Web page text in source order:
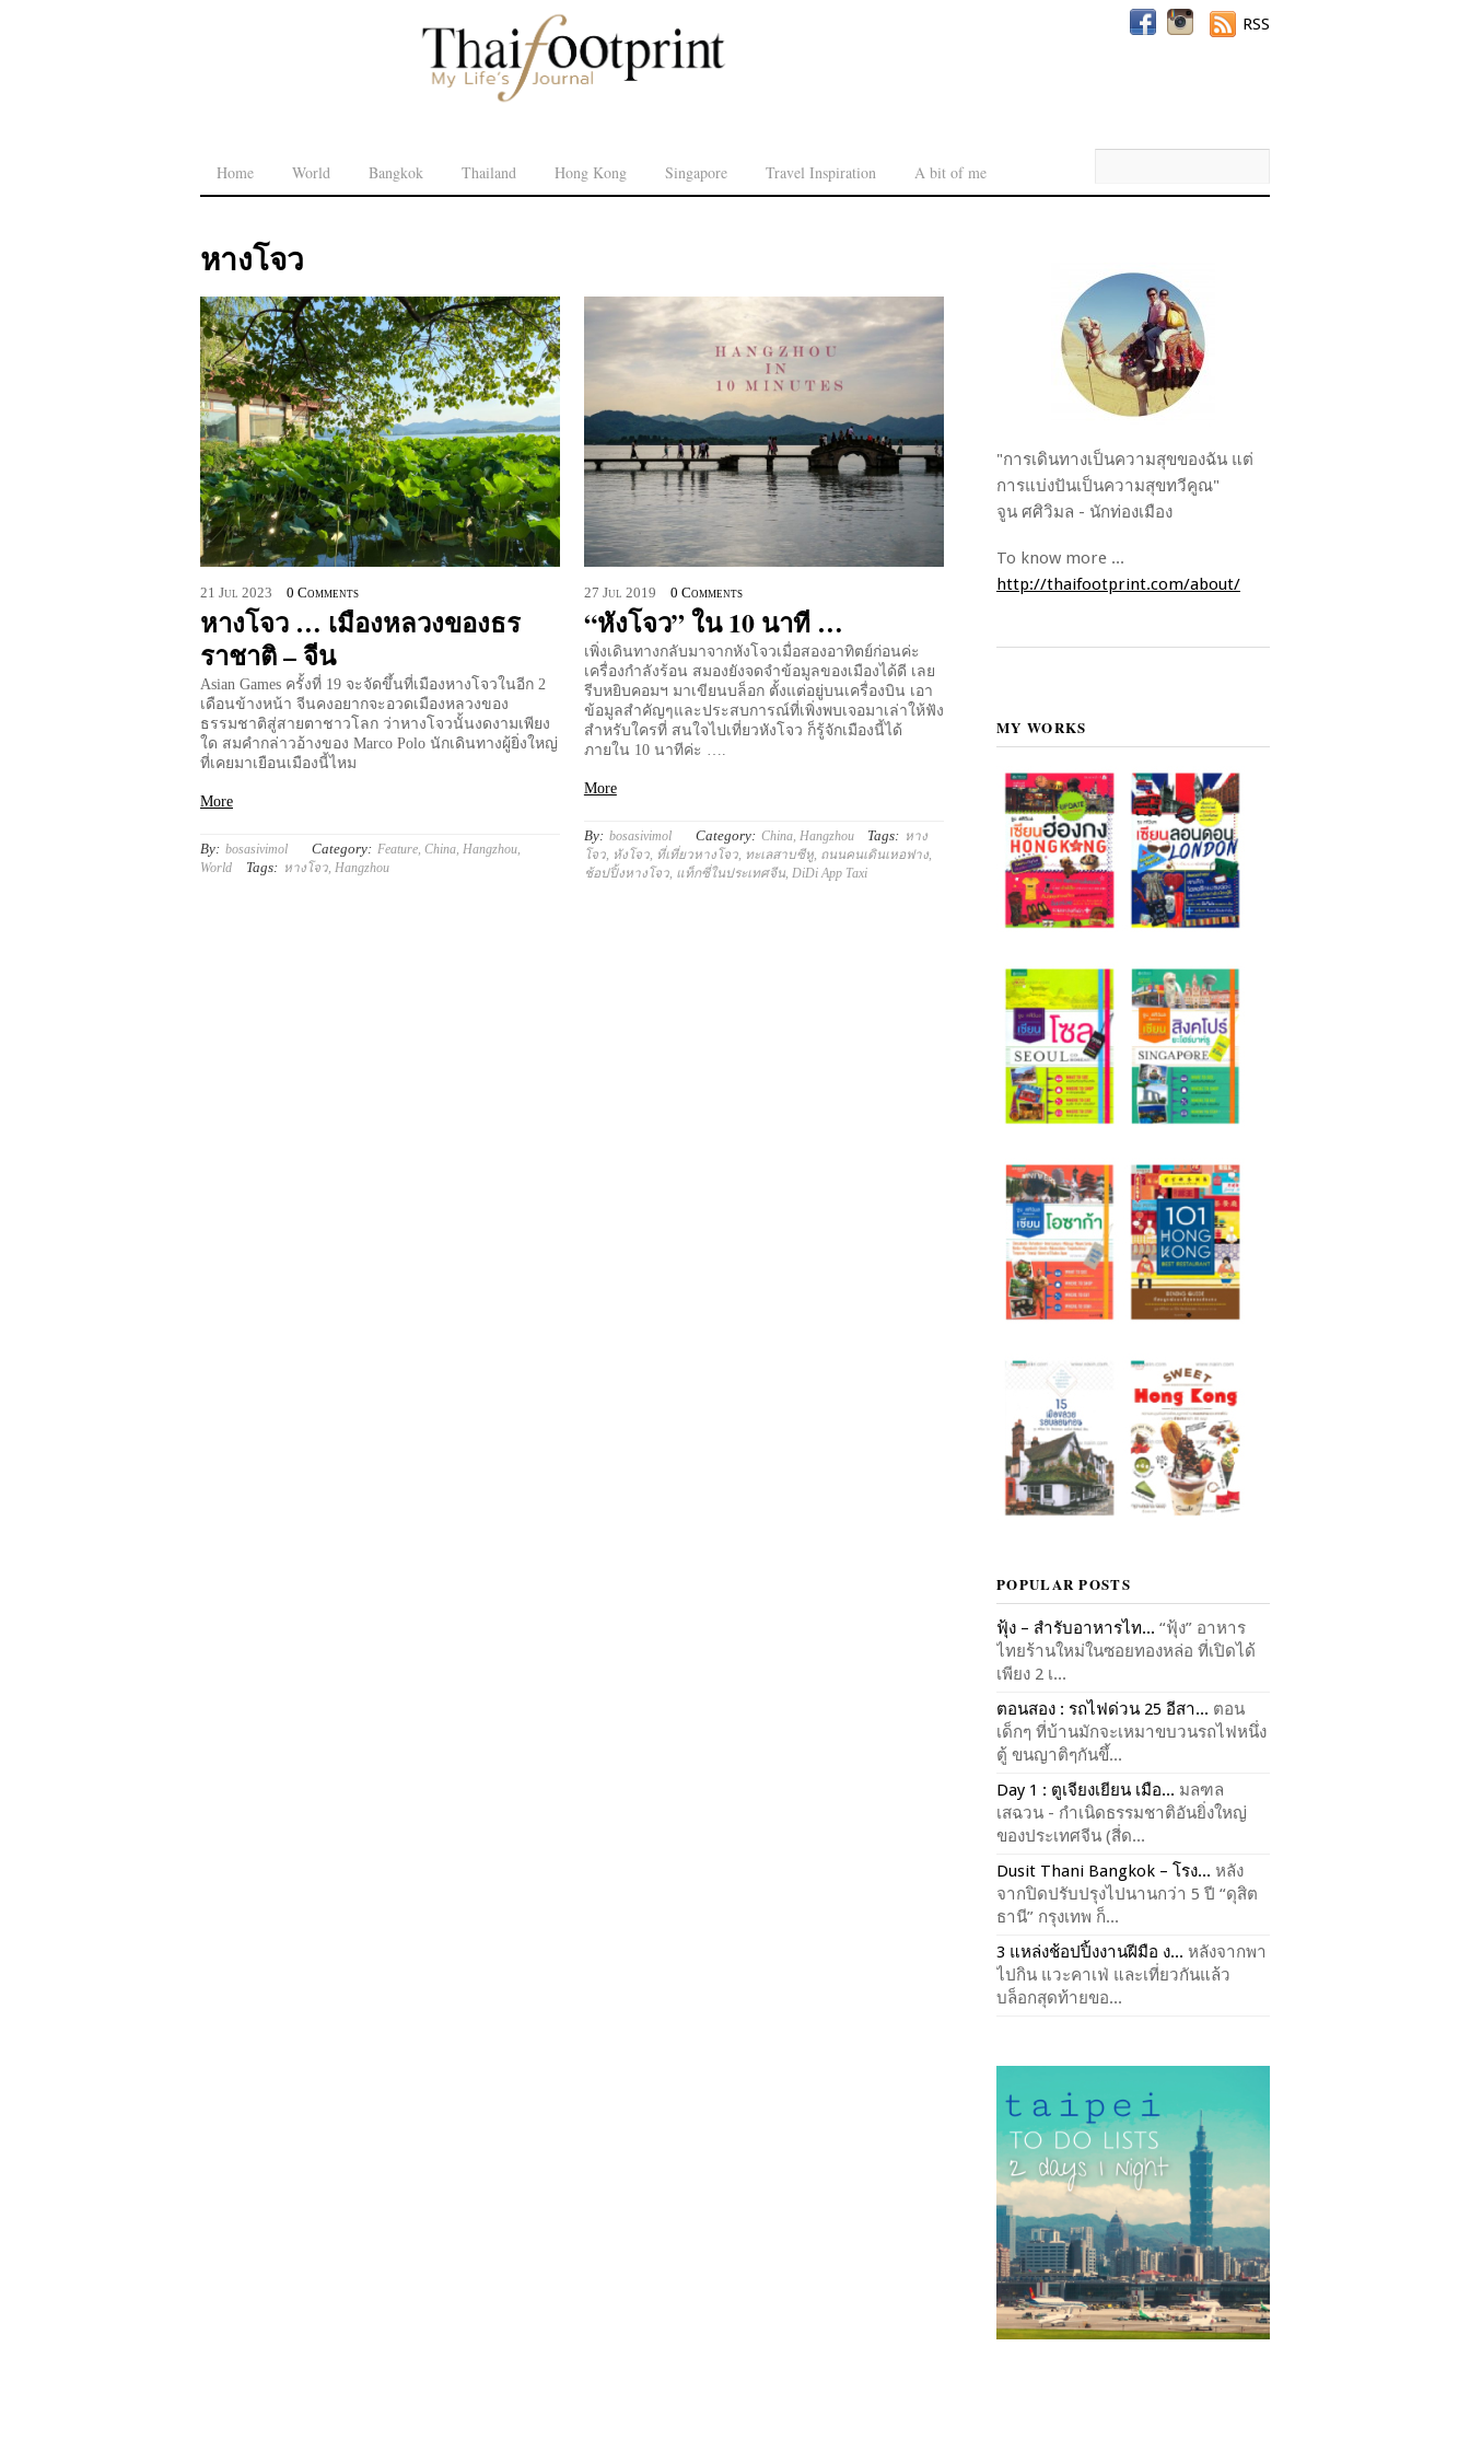
Home World Bangkok Thailand Hong Kong Singapore Travel Inspiration A bit of me
RSS
หางโจว
21 Jul 2023 0 Comments
หางโจว … เมืองหลวงของธร
ราชาติ – จีน
Asian Games ครั้งที่ 19 จะจัดขึ้นที่เมืองหางโจวในอีก 2
เดือนข้างหน้า จีนคงอยากจะอวดเมืองหลวงของ
ธรรมชาติสู่สายตาชาวโลก ว่าหางโจวนั้นงดงามเพียง
ใด สมคำกล่าวอ้างของ Marco Polo นักเดินทางผู้ยิ่งใหญ่
ที่เคยมาเยือนเมืองนี้ไหม
More
By: bosasivimol Category: Feature ,China Hangzhou
World
Tags: หางโจว, Hangzhou
27 Jul 2019 0 Comments
“หังโจว” ใน 10 นาที …
เพิ่งเดินทางกลับมาจากหังโจวเมื่อสองอาทิตย์ก่อนค่ะ
เครื่องกำลังร้อน สมองยังจดจำข้อมูลของเมืองได้ดี เลย
รีบหยิบคอมฯ มาเขียนบล็อก ตั้งแต่อยู่บนเครื่องบิน เอา
ข้อมูลสำคัญๆและประสบการณ์ที่เพิ่งพบเจอมาเล่าให้ฟัง
สำหรับใครที่ สนใจไปเที่ยวหังโจว ก็รู้จักเมืองนี้ได้
ภายใน 10 นาทีค่ะ ….
More
By: bosasivimol Category: China, Hangzhou Tags: หาง
โจว, หังโจว, ที่เที่ยวหางโจว, ทะเลสาบซีหู, ถนนคนเดินเหอฟาง,
ช้อปปิ้งหางโจว, แท็กซี่ในประเทศจีน, DiDi App Taxi
"การเดินทางเป็นความสุขของฉัน แต่
การแบ่งปันเป็นความสุขทวีคูณ"
จูน ศศิวิมล - นักท่องเมือง
To know more ...
http://thaifootprint.com/about/
MY WORKS
POPULAR POSTS
ฟุ้ง – สำรับอาหารไท... “ฟุ้ง” อาหาร
ไทยร้านใหม่ในซอยทองหล่อ ที่เปิดได้
เพียง 2 เ...
ตอนสอง : รถไฟด่วน 25 อีสา... ตอน
เด็กๆ ที่บ้านมักจะเหมาขบวนรถไฟหนึ่ง
ตู้ ขนญาติๆกันขึ้...
Day 1 : ตูเจียงเยียน เมือ... มลฑล
เสฉวน - กำเนิดธรรมชาติอันยิ่งใหญ่
ของประเทศจีน (สี่ด...
Dusit Thani Bangkok – โรง... หลัง
จากปิดปรับปรุงไปนานกว่า 5 ปี “ดุสิต
ธานี” กรุงเทพ ก็...
3 แหล่งช้อปปิ้งงานฝีมือ ง... หลังจากพา
ไปกิน แวะคาเฟ่ และเที่ยวกันแล้ว
บล็อกสุดท้ายขอ...